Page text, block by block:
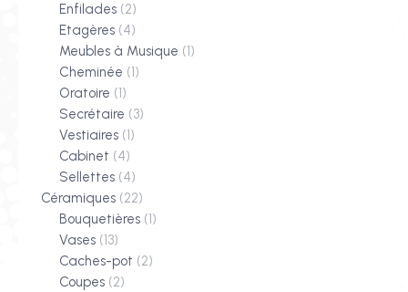
Enfilades (2)
Etagères (4)
Meubles à Musique (1)
Cheminée (1)
Oratoire (1)
Secrétaire (3)
Vestiaires (1)
Cabinet (4)
Sellettes (4)
Céramiques (22)
Bouquetières (1)
Vases (13)
Caches-pot (2)
Coupes (2)